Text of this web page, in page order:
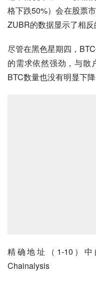
格下跌50%）会在股票
ZUBR的数据显示了相反
尽管在黑色星期四，
的需求依然强劲，与散
BTC数量也没有明显下降
精确地址（1-10）
Chainalysis